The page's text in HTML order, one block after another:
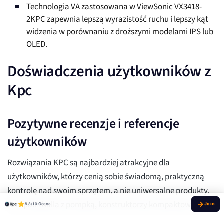
Technologia VA zastosowana w ViewSonic VX3418-
2KPC zapewnia lepszą wyrazistość ruchu i lepszy kąt
widzenia w porównaniu z droższymi modelami IPS lub
OLED.
Doświadczenia użytkowników z
Kpc
Pozytywne recenzje i referencje
użytkowników
Rozwiązania KPC są najbardziej atrakcyjne dla
użytkowników, którzy cenią sobie świadomą, praktyczną
kontrolę nad swoim sprzętem, a nie uniwersalne produkty.
Fani paintballa z pompką, konstruktorzy kompaktowych
8.8/10 Ocena